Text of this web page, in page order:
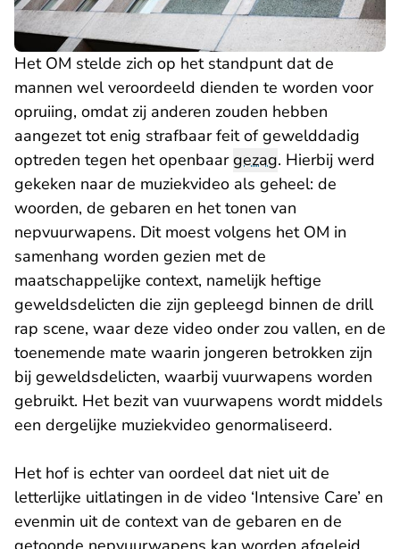
Het OM stelde zich op het standpunt dat de
mannen wel veroordeeld dienden te worden voor
opruiing, omdat zij anderen zouden hebben
aangezet tot enig strafbaar feit of gewelddadig
optreden tegen het openbaargezag. Hierbij werd
gekeken naar de muziekvideo als geheel: de
woorden, de gebaren en het tonen van
nepvuurwapens. Dit moest volgens het OM in
samenhang worden gezien met de
maatschappelijke context, namelijk heftige
geweldsdelicten die zijn gepleegd binnen de drill
rap scene, waar deze video onder zou vallen, en de
toenemende mate waarin jongeren betrokken zijn
bij geweldsdelicten, waarbij vuurwapens worden
gebruikt. Het bezit van vuurwapens wordt middels
een dergelijke muziekvideo genormaliseerd.
Het hof is echter van oordeel dat niet uit de
letterlijke uitlatingen in de video ‘Intensive Care’ en
evenmin uit de context van de gebaren en de